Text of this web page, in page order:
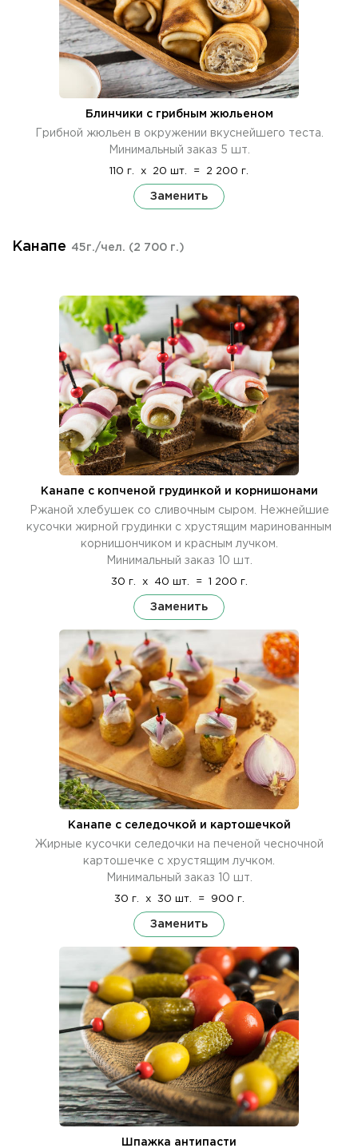
Блинчики с грибным жюльеном
Грибной жюльен в окружении вкуснейшего теста.
Минимальный заказ 5 шт.
110 г. x 20 шт. = 2 200 г.
Заменить
Канапе 45г./чел. (2 700 г.)
Канапе с копченой грудинкой и корнишонами
Ржаной хлебушек со сливочным сыром. Нежнейшие
кусочки жирной грудинки с хрустящим маринованным
корнишончиком и красным лучком.
Минимальный заказ 10 шт.
30 г. x 40 шт. = 1 200 г.
Заменить
Канапе с селедочкой и картошечкой
Жирные кусочки селедочки на печеной чесночной
картошечке с хрустящим лучком.
Минимальный заказ 10 шт.
30 г. x 30 шт. = 900 г.
Заменить
Шпажка антипасти